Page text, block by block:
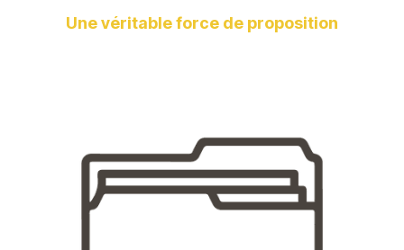
Une véritable force de proposition